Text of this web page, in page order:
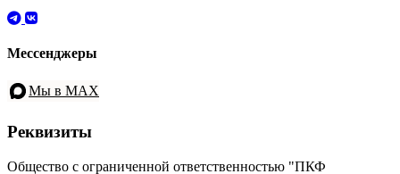
Мессенджеры
Мы в MAX
Реквизиты
Общество с ограниченной ответственностью "ПКФ